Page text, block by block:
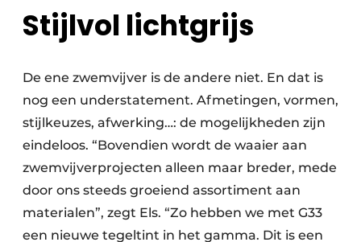
Stijlvol lichtgrijs
De ene zwemvijver is de andere niet. En dat is
nog een understatement. Afmetingen, vormen,
stijlkeuzes, afwerking…: de mogelijkheden zijn
eindeloos. “Bovendien wordt de waaier aan
zwemvijverprojecten alleen maar breder, mede
door ons steeds groeiend assortiment aan
materialen”, zegt Els. “Zo hebben we met G33
een nieuwe tegeltint in het gamma. Dit is een